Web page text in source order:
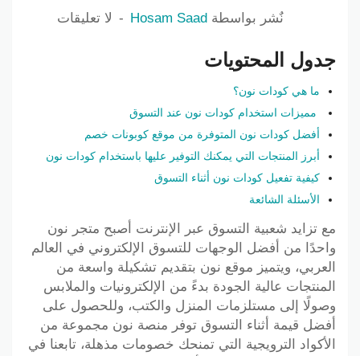
نٌشر بواسطة Hosam Saad لا تعليقات
جدول المحتويات
ما هي كودات نون؟
مميزات استخدام كودات نون عند التسوق
أفضل كودات نون المتوفرة من موقع كوبونات خصم
أبرز المنتجات التي يمكنك التوفير عليها باستخدام كودات نون
كيفية تفعيل كودات نون أثناء التسوق
الأسئلة الشائعة
مع تزايد شعبية التسوق عبر الإنترنت أصبح متجر نون
واحدًا من أفضل الوجهات للتسوق الإلكتروني في العالم
العربي، ويتميز موقع نون بتقديم تشكيلة واسعة من
المنتجات عالية الجودة بدءً من الإلكترونيات والملابس
وصولًا إلى مستلزمات المنزل والكتب، وللحصول على
أفضل قيمة أثناء التسوق توفر منصة نون مجموعة من
الأكواد الترويجية التي تمنحك خصومات مذهلة، تابعنا في